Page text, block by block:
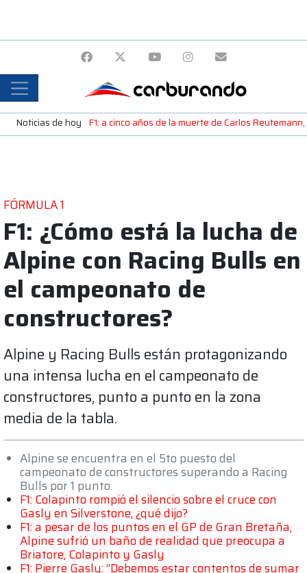
Noticias de hoy F1: a cinco años de la muerte de Carlos
FÓRMULA 1
F1: ¿Cómo está la lucha de
Alpine con Racing Bulls en
el campeonato de
constructores?
Alpine y Racing Bulls están protagonizando
una intensa lucha en el campeonato de
constructores, punto a punto en la zona
media de la tabla.
Alpine se encuentra en el 5to puesto del
campeonato de constructores superando a Racing
Bulls por 1 punto.
F1: Colapinto rompió el silencio sobre el cruce con
Gasly en Silverstone, ¿qué dijo?
F1: a pesar de los puntos en el GP de Gran Bretaña,
Alpine sufrió un baño de realidad que preocupa a
Briatore, Colapinto y Gasly
F1: Pierre Gasly: “Debemos estar contentos de sumar